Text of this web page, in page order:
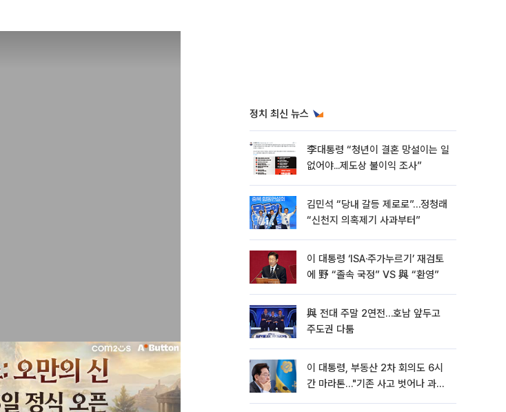
정치 최신 뉴스
李대통령 “청년이 결혼 망설이는 일
없어야...제도상 불이익 조사”
김민석 “당내 갈등 제로로”…정청래
“신천지 의혹제기 사과부터”
이 대통령 ‘ISA·주가누르기’ 재검토
에 野 “졸속 국정” VS 與 “환영”
與 전대 주말 2연전…호남 앞두고
주도권 다툼
이 대통령, 부동산 2차 회의도 6시
간 마라톤…"기존 사고 벗어나 과감